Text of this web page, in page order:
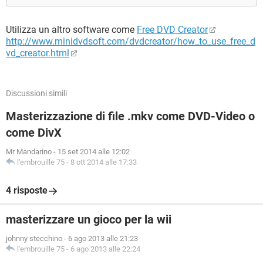
Utilizza un altro software come Free DVD Creator
http://www.minidvdsoft.com/dvdcreator/how_to_use_free_d
vd_creator.html
Discussioni simili
Masterizzazione di file .mkv come DVD-Video o
come DivX
Mr Mandarino - 15 set 2014 alle 12:02
l'embrouille 75 - 8 ott 2014 alle 17:33
4 risposte
masterizzare un gioco per la wii
johnny stecchino - 6 ago 2013 alle 21:23
l'embrouille 75 - 6 ago 2013 alle 22:24